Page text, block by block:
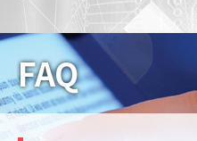
が始まりました。
グプラスチック
材質SUS316Lを採
酸、酢酸などの化学
危険で腐食性の高い
す。
FAQ